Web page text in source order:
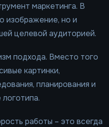
маркетинга. В
изображение, но и
целевой аудиторией.
подхода. Вместо того
картинки,
планирования и
работы – это всегда